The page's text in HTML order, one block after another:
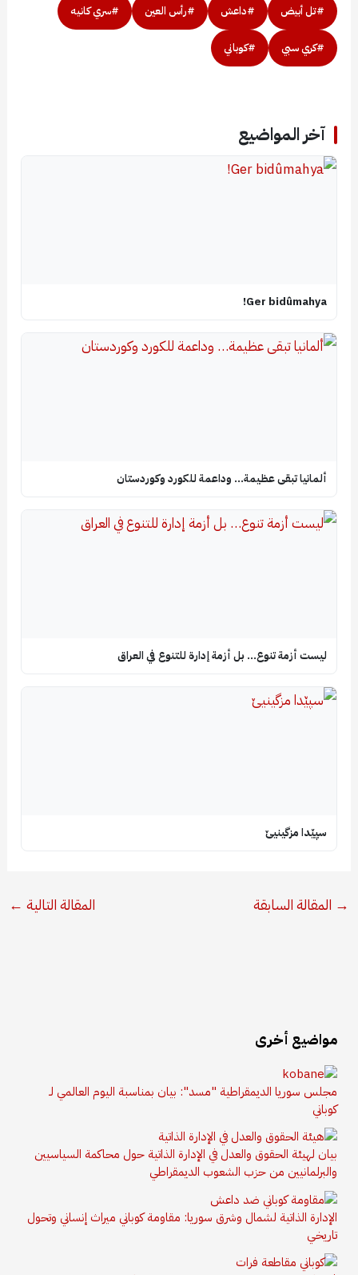
#تل أبيض #داعش #رأس العين #سري كانيه
#كري سبي #كوباني
آخر المواضيع
Ger bidûmahya!
ألمانيا تبقى عظيمة… وداعمة للكورد وكوردستان
ليست أزمة تنوع… بل أزمة إدارة للتنوع في العراق
سپێدا مزگینیێ
→ المقالة السابقة المقالة التالية ←
مواضيع أخرى
مجلس سوريا الديمقراطية "مسد": بيان بمناسبة اليوم العالمي لـ
كوباني
بيان لهيئة الحقوق والعدل في الإدارة الذاتية حول محاكمة السياسيين
والبرلمانيين من حزب الشعوب الديمقراطي
الإدارة الذاتية لشمال وشرق سوريا: مقاومة كوباني ميراث إنساني وتحول
تاريخي